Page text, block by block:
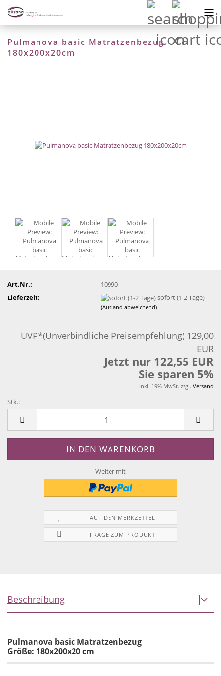
Pulmanova basic Matratzenbezug
180x200x20cm
Art.Nr.:
10990
Lieferzeit:
sofort (1-2 Tage)
(Ausland abweichend)
UVP*(Unverbindliche Preisempfehlung) 129,00
EUR
Jetzt nur 122,55 EUR
Sie sparen 5%
inkl. 19% MwSt. zzgl. Versand
Stk.:
Weiter mit
AUF DEN MERKZETTEL
FRAGE ZUM PRODUKT
Beschreibung
Pulmanova basic Matratzenbezug
Größe: 180x200x20 cm